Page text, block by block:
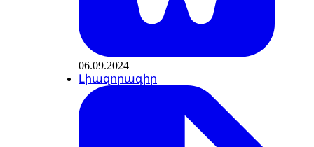
06.09.2024
Լիազորագիր